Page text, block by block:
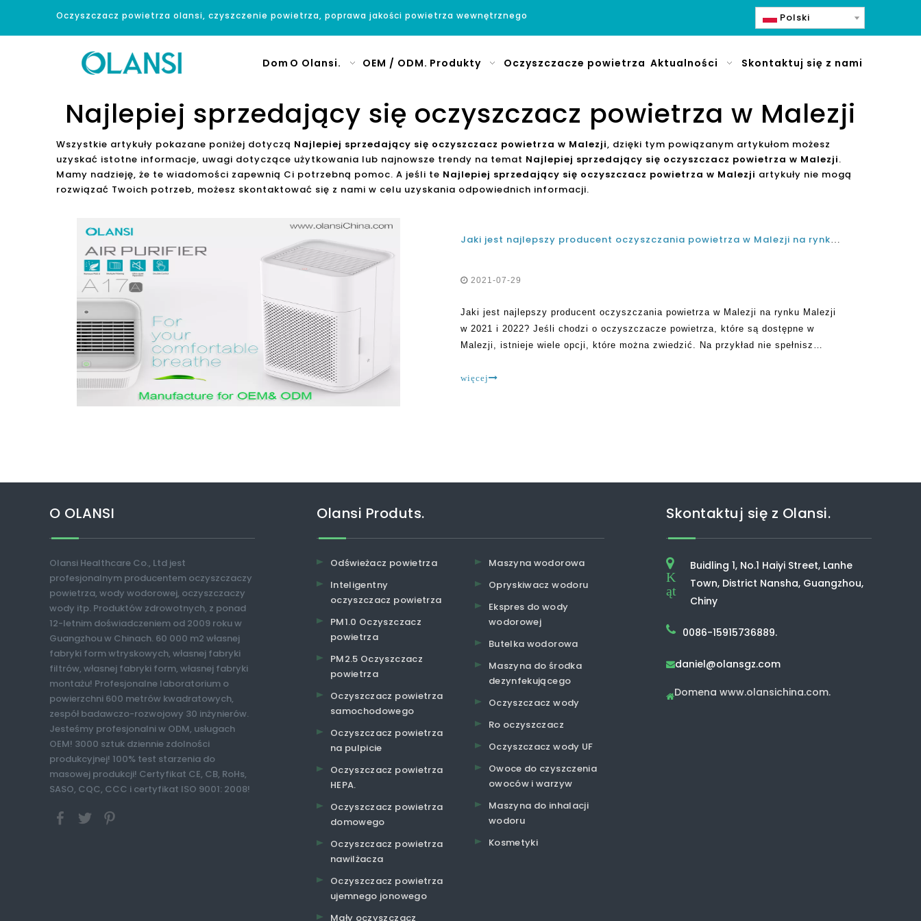
Oczyszczacz powietrza olansi, czyszczenie powietrza, poprawa jakości powietrza wewnętrznego Polski
Dom O Olansi. OEM / ODM. Produkty Oczyszczacze powietrza Aktualności Skontaktuj się z nami
Najlepiej sprzedający się oczyszczacz powietrza w Malezji
Wszystkie artykuły pokazane poniżej dotyczą Najlepiej sprzedający się oczyszczacz powietrza w Malezji, dzięki tym powiązanym artykułom możesz
uzyskać istotne informacje, uwagi dotyczące użytkowania lub najnowsze trendy na temat Najlepiej sprzedający się oczyszczacz powietrza w Malezji.
Mamy nadzieję, że te wiadomości zapewnią Ci potrzebną pomoc. A jeśli te Najlepiej sprzedający się oczyszczacz powietrza w Malezji artykuły nie mogą
rozwiązać Twoich potrzeb, możesz skontaktować się z nami w celu uzyskania odpowiednich informacji.
Jaki jest najlepszy producent oczyszczania powietrza w Malezji na rynku Malezji w 2021 i 2022?
2021-07-29
Jaki jest najlepszy producent oczyszczania powietrza w Malezji na rynku Malezji
w 2021 i 2022? Jeśli chodzi o oczyszczacze powietrza, które są dostępne w
Malezji, istnieje wiele opcji, które można zwiedzić. Na przykład nie spełnisz
więcej
O OLANSI
Olansi Healthcare Co., Ltd jest
profesjonalnym producentem oczyszczaczy
powietrza, wody wodorowej, oczyszczaczy
wody itp. Produktów zdrowotnych, z ponad
12-letnim doświadczeniem od 2009 roku w
Guangzhou w Chinach. 60 000 m2 własnej
fabryki form wtryskowych, własnej fabryki
filtrów, własnej fabryki form, własnej fabryki
montażu! Profesjonalne laboratorium o
powierzchni 600 metrów kwadratowych,
zespół badawczo-rozwojowy 30 inżynierów.
Jesteśmy profesjonalni w ODM, usługach
OEM! 3000 sztuk dziennie zdolności
produkcyjnej! 100% test starzenia do
masowej produkcji! Certyfikat CE, CB, RoHs,
SASO, CQC, CCC i certyfikat ISO 9001: 2008!
Olansi Produts.
Odświeżacz powietrza
Inteligentny
oczyszczacz powietrza
PM1.0 Oczyszczacz
powietrza
PM2.5 Oczyszczacz
powietrza
Oczyszczacz powietrza
samochodowego
Oczyszczacz powietrza
na pulpicie
Oczyszczacz powietrza
HEPA.
Oczyszczacz powietrza
domowego
Oczyszczacz powietrza
nawilżacza
Oczyszczacz powietrza
ujemnego jonowego
Mały oczyszczacz
Maszyna wodorowa
Opryskiwacz wodoru
Ekspres do wody
wodorowej
Butelka wodorowa
Maszyna do środka
dezynfekującego
Oczyszczacz wody
Ro oczyszczacz
Oczyszczacz wody UF
Owoce do czyszczenia
owoców i warzyw
Maszyna do inhalacji
wodoru
Kosmetyki
Skontaktuj się z Olansi.
K
ąt
Buidling 1, No.1 Haiyi Street, Lanhe
Town, District Nansha, Guangzhou,
Chiny
0086-15915736889.
daniel@olansgz.com
Domena www.olansichina.com.